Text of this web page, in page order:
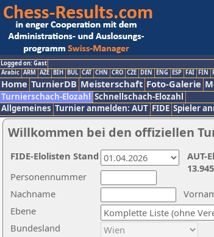
Logged on: Gast
Arabic ARM AZE BIH BUL CAT CHN CRO CZE DEN ENG ESP FAI FIN
Home TurnierDB Meisterschaft Foto-Galerie
Turnierschach-Elozahl Schnellschach-Elozahl
Allgemeines Turnier anmelden: AUT FIDE Spieler
Willkommen bei den offiziellen
Nachname
Ebene
Personennummer
Bundesland
AUT-
13.945
FIDE-Elolisten Stand